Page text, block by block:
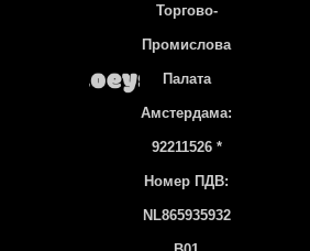
Торгово-
Промислова
Палата
Амстердама:
92211526 *
Номер ПДВ:
NL865935932